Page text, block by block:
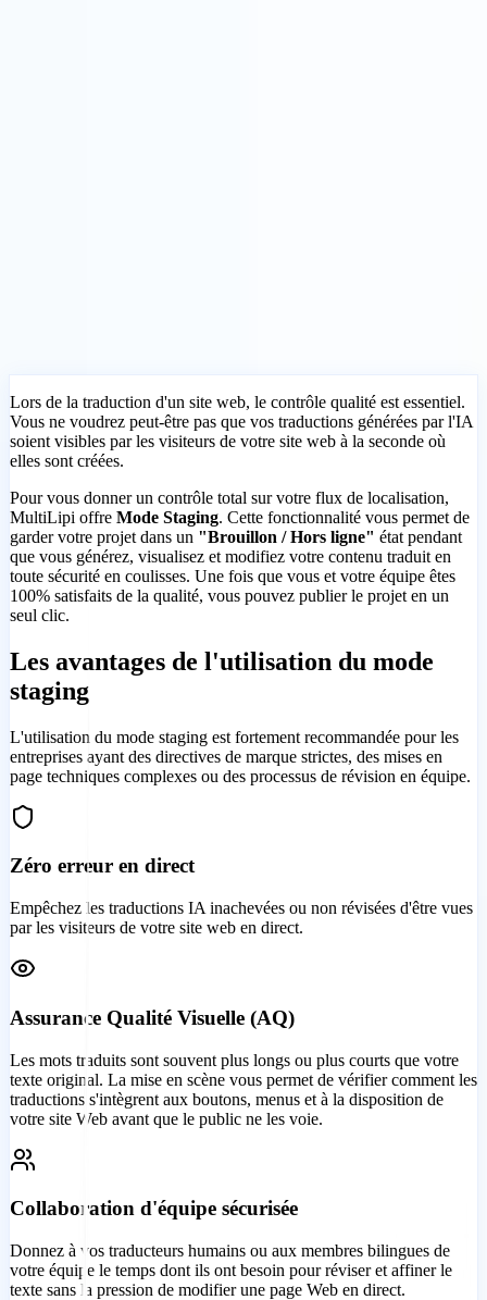
Lors de la traduction d'un site web, le contrôle qualité est essentiel.
Vous ne voudrez peut-être pas que vos traductions générées par l'IA
soient visibles par les visiteurs de votre site web à la seconde où
elles sont créées.
Pour vous donner un contrôle total sur votre flux de localisation,
MultiLipi offre Mode Staging. Cette fonctionnalité vous permet de
garder votre projet dans un "Brouillon / Hors ligne" état pendant
que vous générez, visualisez et modifiez votre contenu traduit en
toute sécurité en coulisses. Une fois que vous et votre équipe êtes
100% satisfaits de la qualité, vous pouvez publier le projet en un
seul clic.
Les avantages de l'utilisation du mode
staging
L'utilisation du mode staging est fortement recommandée pour les
entreprises ayant des directives de marque strictes, des mises en
page techniques complexes ou des processus de révision en équipe.
Zéro erreur en direct
Empêchez les traductions IA inachevées ou non révisées d'être vues
par les visiteurs de votre site web en direct.
Assurance Qualité Visuelle (AQ)
Les mots traduits sont souvent plus longs ou plus courts que votre
texte original. La mise en scène vous permet de vérifier comment les
traductions s'intègrent aux boutons, menus et à la disposition de
votre site Web avant que le public ne les voie.
Collaboration d'équipe sécurisée
Donnez à vos traducteurs humains ou aux membres bilingues de
votre équipe le temps dont ils ont besoin pour réviser et affiner le
texte sans la pression de modifier une page Web en direct.